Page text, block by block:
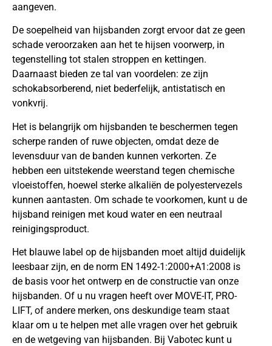
aangeven.
De soepelheid van hijsbanden zorgt ervoor dat ze geen
schade veroorzaken aan het te hijsen voorwerp, in
tegenstelling tot stalen stroppen en kettingen.
Daarnaast bieden ze tal van voordelen: ze zijn
schokabsorberend, niet bederfelijk, antistatisch en
vonkvrij.
Het is belangrijk om hijsbanden te beschermen tegen
scherpe randen of ruwe objecten, omdat deze de
levensduur van de banden kunnen verkorten. Ze
hebben een uitstekende weerstand tegen chemische
vloeistoffen, hoewel sterke alkaliën de polyestervezels
kunnen aantasten. Om schade te voorkomen, kunt u de
hijsband reinigen met koud water en een neutraal
reinigingsproduct.
Het blauwe label op de hijsbanden moet altijd duidelijk
leesbaar zijn, en de norm EN 1492-1:2000+A1:2008 is
de basis voor het ontwerp en de constructie van onze
hijsbanden. Of u nu vragen heeft over MOVE-IT, PRO-
LIFT, of andere merken, ons deskundige team staat
klaar om u te helpen met alle vragen over het gebruik
en de wetgeving van hijsbanden. Bij Vabotec kunt u